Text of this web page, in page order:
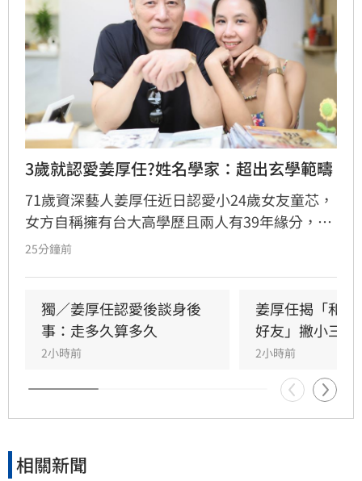
3歲就認愛姜厚任?姓名學家：超出玄學範疇
71歲資深藝人姜厚任近日認愛小24歲女友童芯，
女方自稱擁有台大高學歷且兩人有39年緣分，引
發熱議。隨後女方過往背景遭網友起底，包括多
恐有違反姓名條例疑慮，且其自稱三歲即認定對
方為老公的說法邏輯矛盾。吳睿穎直言，這段戀
情的人設背景過於離奇，已完全超出玄學範疇，
引發各界對女方真實動機的廣泛討論，這段戀情
也因此成為近期演藝圈備受矚目的焦點話題。
25分鐘前
獨／姜厚任認愛後談身後
事：走多久算多久
2小時前
姜厚任揭「和
好友」撇小三傳
2小時前
相關新聞